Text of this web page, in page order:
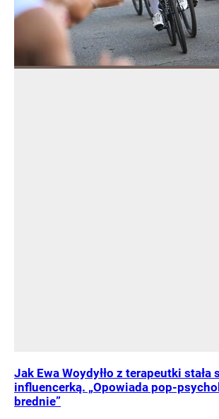
Jak Ewa Woydyłło z terapeutki stała
influencerką. „Opowiada pop-
brednie”